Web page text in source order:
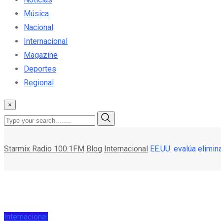
Música
Nacional
Internacional
Magazine
Deportes
Regional
×
Starmix Radio 100.1FM Blog Internacional EE.UU. evalúa
Internacional